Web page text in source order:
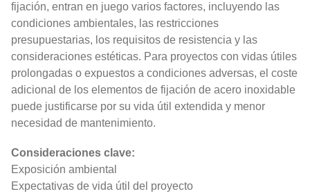
fijación, entran en juego varios factores, incluyendo las
condiciones ambientales, las restricciones
presupuestarias, los requisitos de resistencia y las
consideraciones estéticas. Para proyectos con vidas útiles
prolongadas o expuestos a condiciones adversas, el coste
adicional de los elementos de fijación de acero inoxidable
puede justificarse por su vida útil extendida y menor
necesidad de mantenimiento.
Consideraciones clave:
Exposición ambiental
Expectativas de vida útil del proyecto